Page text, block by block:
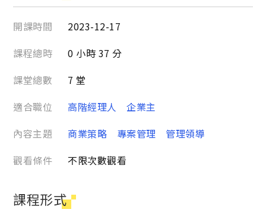
開課時間
2023-12-17
課程總時
0 小時 37 分
課堂總數
7 堂
適合職位
高階經理人
企業主
內容主題
商業策略 專案管理
管理領導
觀看條件
不限次數觀看
課程形式